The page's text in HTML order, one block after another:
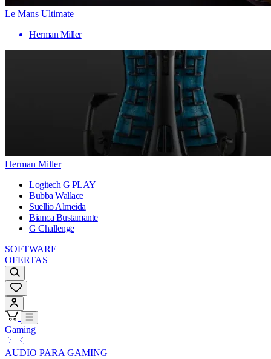
Le Mans Ultimate
Herman Miller
Herman Miller
Logitech G PLAY
Bubba Wallace
Suellio Almeida
Bianca Bustamante
G Challenge
SOFTWARE
OFERTAS
Gaming
AUDIO PARA GAMING